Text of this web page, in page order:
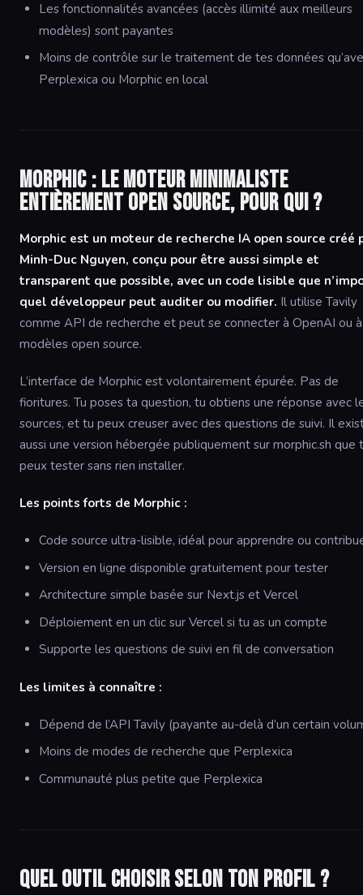
Les fonctionnalités avancées (accès illimité aux meilleurs
modèles) sont payantes
Moins de contrôle sur le traitement de tes données
Perplexica ou Morphic en local
Morphic : le moteur minimaliste
entièrement open source, pour qui ?
Morphic est un moteur de recherche IA open source créé
Minh-Duc Nguyen, conçu pour être aussi simple et
transparent que possible, avec un code lisible que
quel développeur peut auditer ou modifier. Il utilise Tavily
comme API de recherche et peut se connecter à OpenAI ou
modèles open source.
L’interface de Morphic est volontairement épurée. Pas de
fioritures. Tu poses ta question, tu obtiens une réponse avec
sources, et tu peux creuser avec des questions de suivi. Il
aussi une version hébergée publiquement sur morphic.sh que
peux tester sans rien installer.
Les points forts de Morphic :
Code source ultra-lisible, idéal pour apprendre ou
Version en ligne disponible gratuitement pour tester
Architecture simple basée sur Next.js et Vercel
Déploiement en un clic sur Vercel si tu as un compte
Supporte les questions de suivi en fil de conversation
Les limites à connaître :
Dépend de l’API Tavily (payante au-delà d’un certain
Moins de modes de recherche que Perplexica
Communauté plus petite que Perplexica
Quel outil choisir selon ton profil ?